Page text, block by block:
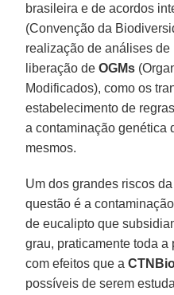
brasileira e de acordos
(Convenção da
realização de análises
liberação deOGMs
Modificados), como os
estabelecimento de
a contaminação genética
mesmos.
Um dos grandes riscos
questão é a
de eucalipto que
grau, praticamente toda
com efeitos que a
possíveis de serem